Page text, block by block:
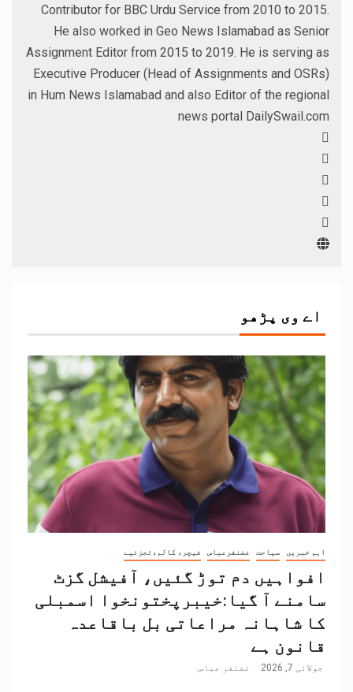
Contributor for BBC Urdu Service from 2010 to 2015.
He also worked in Geo News Islamabad as Senior
Assignment Editor from 2015 to 2019. He is serving as
Executive Producer (Head of Assignments and OSRs)
in Hum News Islamabad and also Editor of the regional
news portal DailySwail.com
اے وی پڑھو
اہم خبریں سیاحت غضنفرعباس فیچر، کالم،تجزئیے
افواہیں دم توڑ گئیں، آفیشل گزٹ
سامنے آ گیا:خیبرپختونخوا اسمبلی
کا شاہانہ مراعاتی بل باقاعدہ
قانون ہے
جولائی 7, 2026 غضنفر عباس